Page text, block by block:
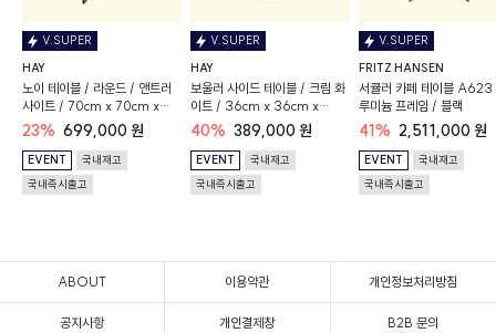
V.SUPER
HAY
노이 테이블 / 라운드 / 앤트러
사이트 / 70cm x 70cm x
74cm
23% 699,000 원
EVENT
국내재고
국내즉시출고
V.SUPER
HAY
보울러 사이드 테이블 / 크림 화
이트 / 36cm x 36cm x
70.5cm
40% 389,000 원
EVENT
국내재고
국내즉시출고
V.SUPER
FRITZ HANSEN
서큘러 카페 테이블
루미늄 프레임 / 블랙
41% 2,511,000 원
EVENT
국내재고
국내즉시출고
ABOUT 이용약관 개인정보처리방침
공지사항 개인결제창 B2B 문의